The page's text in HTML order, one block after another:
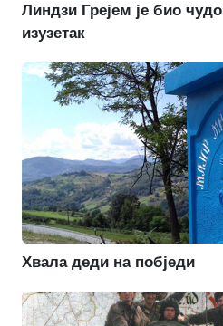
Линдзи Грејем је био
изузетак
Хвала деди на побједи